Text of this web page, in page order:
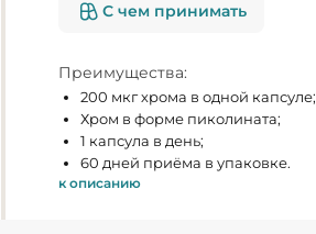
С чем принимать
Преимущества:
200 мкг хрома в одной капсуле;
Хром в форме пиколината;
1 капсула в день;
60 дней приёма в упаковке.
к описанию